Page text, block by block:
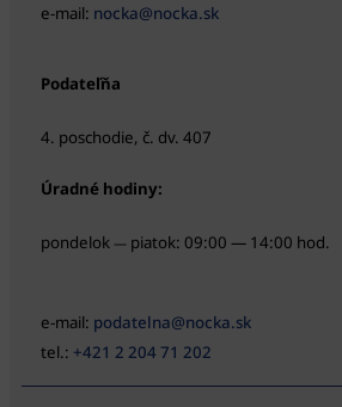
e-mail: nocka@nocka.sk
Podateľňa
4. poschodie, č. dv. 407
Úradné hodiny:
pondelok — piatok: 09:00 — 14:00 hod.
e-mail: podatelna@nocka.sk
tel.: +421 2 204 71 202